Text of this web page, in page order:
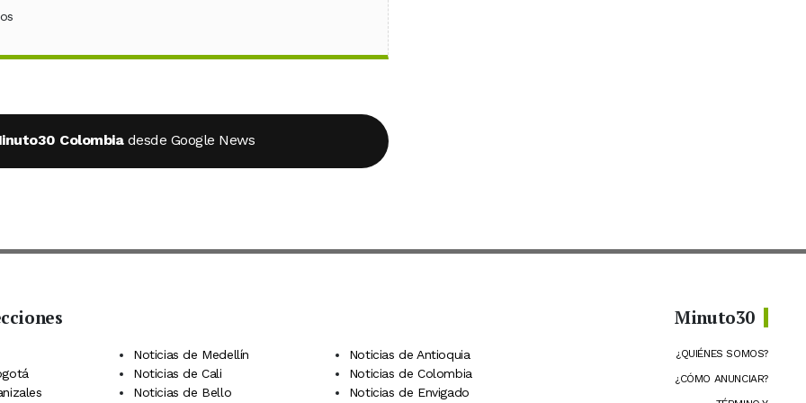
WhatsApp
Colombia desde Google News
Noticias de Medellín
Noticias de Antioquia
Noticias de Cali
Noticias de Colombia
Noticias de Bello Noticias de Envigado
Minuto30
¿QUIÉNES SOMOS?
¿CÓMO ANUNCIAR?